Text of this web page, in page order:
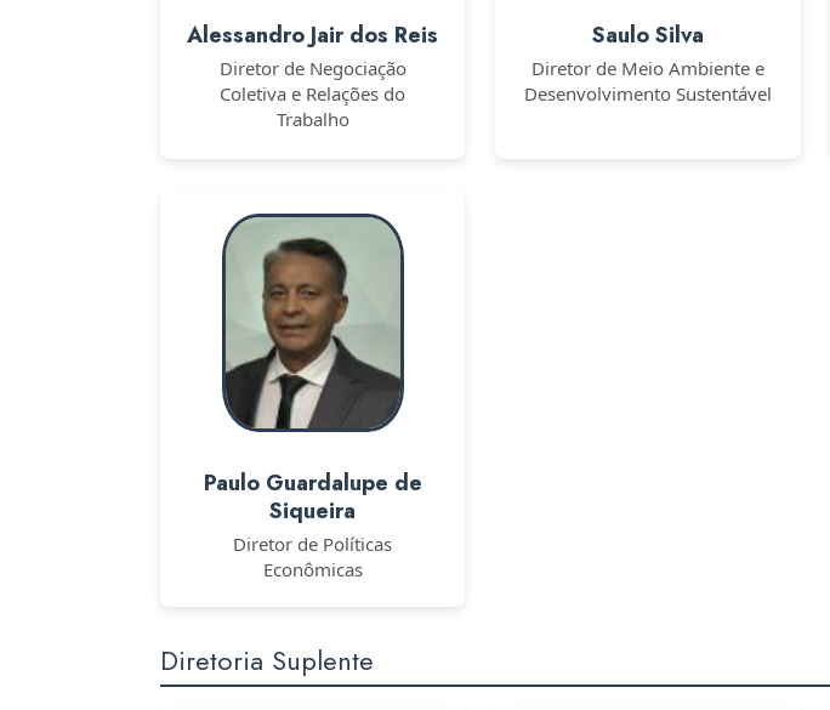
Alessandro Jair dos Reis
Diretor de Negociação
Coletiva e Relações do
Trabalho
Saulo Silva
Diretor de Meio Ambiente e
Desenvolvimento Sustentável
Paulo Guardalupe de
Siqueira
Diretor de Políticas
Econômicas
Diretoria Suplente